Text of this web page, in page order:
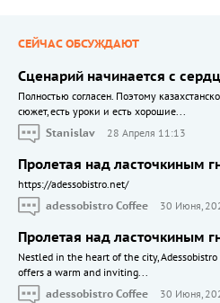
СЕЙЧАС ОБСУЖДАЮТ
Сценарий начинается с
Полностью согласен. Поэтому
сюжет, есть уроки и есть хорошие...
Stanislav
28 Апреля 11:13
Пролетая над ласточкиным
https://adessobistro.net/
adessobistro Coffee
30 Июня,
Пролетая над ласточкиным
Nestled in the heart of the city,
offers a warm and inviting...
adessobistro Coffee
30 Июня,